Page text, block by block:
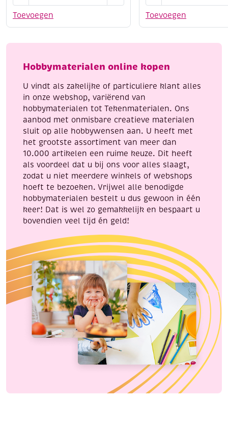
Toevoegen
x
12
herfst
Toevoegen
kit
3
60
aantal
Hobbymaterialen online kopen
U vindt als zakelijke of particuliere klant alles
in onze webshop, variërend van
hobbymaterialen tot Tekenmaterialen. Ons
aanbod met onmisbare creatieve materialen
sluit op alle hobbywensen aan. U heeft met
het grootste assortiment van meer dan
10.000 artikelen een ruime keuze. Dit heeft
als voordeel dat u bij ons voor alles slaagt,
zodat u niet meerdere winkels of webshops
hoeft te bezoeken. Vrijwel alle benodigde
hobbymaterialen bestelt u dus gewoon in één
keer! Dat is wel zo gemakkelijk en bespaart u
bovendien veel tijd én geld!